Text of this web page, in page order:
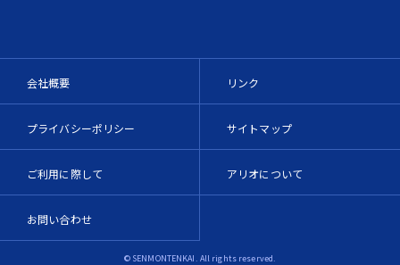
会社概要
プライバシーポリシー
ご利用に際して
お問い合わせ
リンク
サイトマップ
アリオについて
© SENMONTENKAI. All rights reserved.